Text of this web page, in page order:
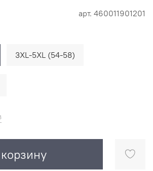
арт. 460011901201
3XL-5XL (54-58)